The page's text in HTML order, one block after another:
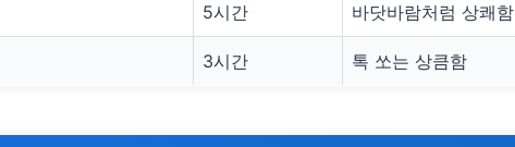
5시간 바닷바람처럼 상쾌함
3시간 톡 쏘는 상큼함